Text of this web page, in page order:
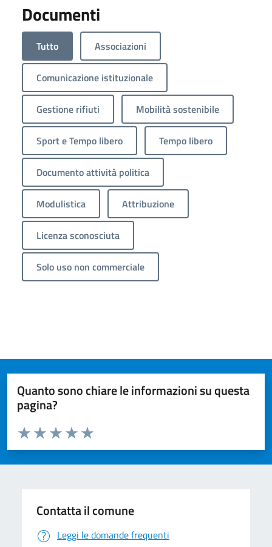
Documenti
Tutto Associazioni
Comunicazione istituzionale
Gestione rifiuti Mobilità sostenibile
Sport e Tempo libero Tempo libero
Documento attività politica
Modulistica Attribuzione
Licenza sconosciuta
Solo uso non commerciale
Quanto sono chiare le informazioni su questa
pagina?
Valuta da 1 a 5 stelle la pagina
Valuta 5 stelle su 5
Valuta 4 stelle su 5
Valuta 3 stelle su 5
Valuta 2 stelle su 5
Valuta 1 stelle su 5
Contatta il comune
Leggi le domande frequenti